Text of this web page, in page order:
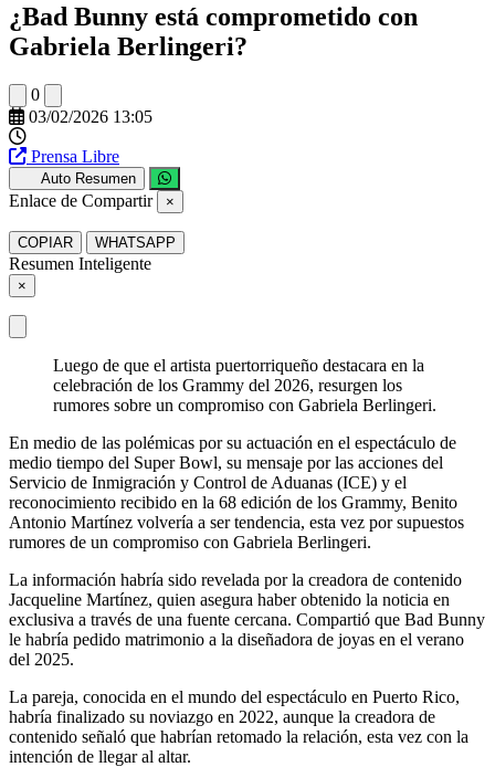
¿Bad Bunny está comprometido con
Gabriela Berlingeri?
0
03/02/2026 13:05
Prensa Libre
Auto Resumen
Enlace de Compartir ×
COPIAR WHATSAPP
Resumen Inteligente
×
Luego de que el artista puertorriqueño destacara en la
celebración de los Grammy del 2026, resurgen los
rumores sobre un compromiso con Gabriela Berlingeri.
En medio de las polémicas por su actuación en el espectáculo de
medio tiempo del Super Bowl, su mensaje por las acciones del
Servicio de Inmigración y Control de Aduanas (ICE) y el
reconocimiento recibido en la 68 edición de los Grammy, Benito
Antonio Martínez volvería a ser tendencia, esta vez por supuestos
rumores de un compromiso con Gabriela Berlingeri.
La información habría sido revelada por la creadora de contenido
Jacqueline Martínez, quien asegura haber obtenido la noticia en
exclusiva a través de una fuente cercana. Compartió que Bad Bunny
le habría pedido matrimonio a la diseñadora de joyas en el verano
del 2025.
La pareja, conocida en el mundo del espectáculo en Puerto Rico,
habría finalizado su noviazgo en 2022, aunque la creadora de
contenido señaló que habrían retomado la relación, esta vez con la
intención de llegar al altar.